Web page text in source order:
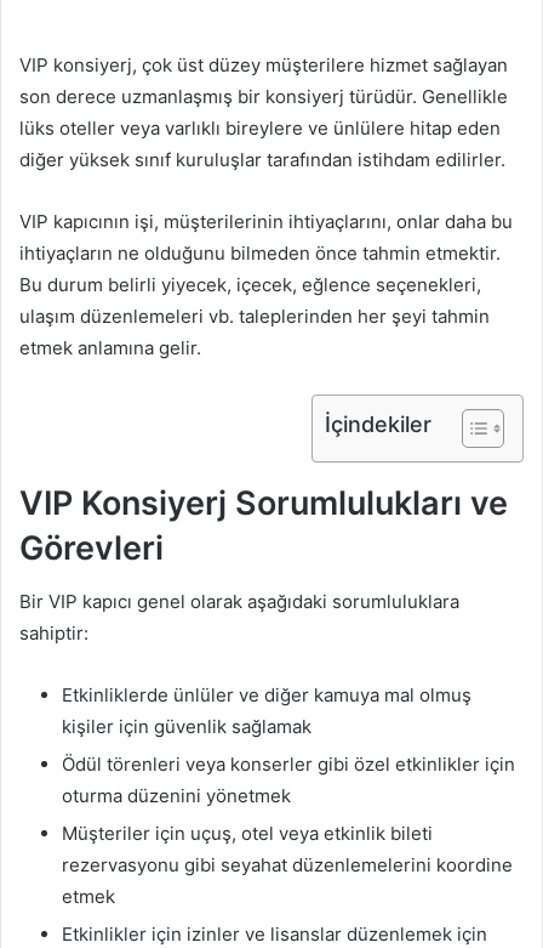
VIP konsiyerj, çok üst düzey müşterilere hizmet sağlayan
son derece uzmanlaşmış bir konsiyerj türüdür. Genellikle
lüks oteller veya varlıklı bireylere ve ünlülere hitap eden
diğer yüksek sınıf kuruluşlar tarafından istihdam edilirler.
VIP kapıcının işi, müşterilerinin ihtiyaçlarını, onlar daha bu
ihtiyaçların ne olduğunu bilmeden önce tahmin etmektir.
Bu durum belirli yiyecek, içecek, eğlence seçenekleri,
ulaşım düzenlemeleri vb. taleplerinden her şeyi tahmin
etmek anlamına gelir.
İçindekiler
VIP Konsiyerj Sorumlulukları ve
Görevleri
Bir VIP kapıcı genel olarak aşağıdaki sorumluluklara
sahiptir:
Etkinliklerde ünlüler ve diğer kamuya mal olmuş
kişiler için güvenlik sağlamak
Ödül törenleri veya konserler gibi özel etkinlikler için
oturma düzenini yönetmek
Müşteriler için uçuş, otel veya etkinlik bileti
rezervasyonu gibi seyahat düzenlemelerini koordine
etmek
Etkinlikler için izinler ve lisanslar düzenlemek için